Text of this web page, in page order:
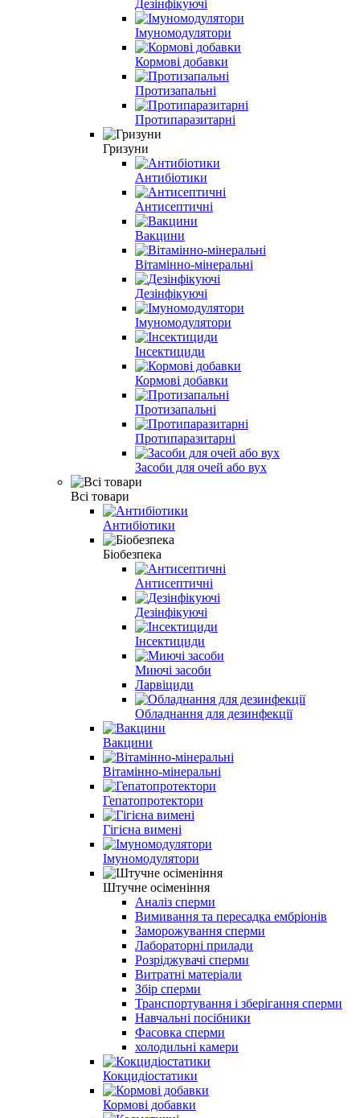
Дезінфікуючі
Імуномодулятори
Кормові добавки
Протизапальні
Протипаразитарні
Гризуни
Антибіотики
Антисептичні
Вакцини
Вітамінно-мінеральні
Дезінфікуючі
Імуномодулятори
Інсектициди
Кормові добавки
Протизапальні
Протипаразитарні
Засоби для очей або вух
Всі товари
Антибіотики
Біобезпека
Антисептичні
Дезінфікуючі
Інсектициди
Миючі засоби
Ларвіциди
Обладнання для дезинфекції
Вакцини
Вітамінно-мінеральні
Гепатопротектори
Гігієна вимені
Імуномодулятори
Штучне осіменіння
Аналіз сперми
Вимивання та пересадка ембріонів
Заморожування сперми
Лабораторні прилади
Розріджувачі сперми
Витратні матеріали
Збір сперми
Транспортування і зберігання сперми
Навчальні посібники
Фасовка сперми
холодильні камери
Кокцидіостатики
Кормові добавки